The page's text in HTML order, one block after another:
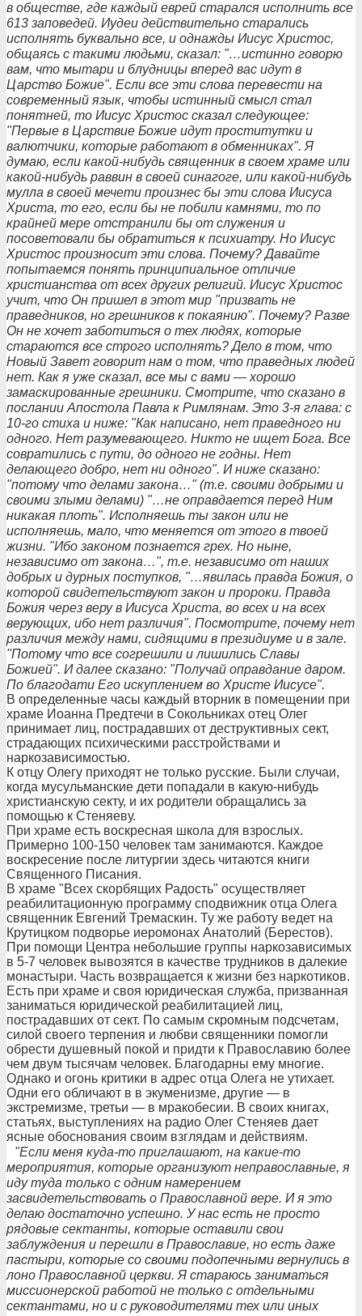
в обществе, где каждый еврей старался исполнить все
613 заповедей. Иудеи действительно старались
исполнять буквально все, и однажды Иисус Христос,
общаясь с такими людьми, сказал: "…истинно говорю
вам, что мытари и блудницы вперед вас идут в
Царство Божие". Если все эти слова перевести на
современный язык, чтобы истинный смысл стал
понятней, то Иисус Христос сказал следующее:
"Первые в Царствие Божие идут проститутки и
валютчики, которые работают в обменниках". Я
думаю, если какой-нибудь священник в своем храме или
какой-нибудь раввин в своей синагоге, или какой-нибудь
мулла в своей мечети произнес бы эти слова Иисуса
Христа, то его, если бы не побили камнями, то по
крайней мере отстранили бы от служения и
посоветовали бы обратиться к психиатру. Но Иисус
Христос произносит эти слова. Почему? Давайте
попытаемся понять принципиальное отличие
христианства от всех других религий. Иисус Христос
учит, что Он пришел в этот мир "призвать не
праведников, но грешников к покаянию". Почему? Разве
Он не хочет заботиться о тех людях, которые
стараются все строго исполнять? Дело в том, что
Новый Завет говорит нам о том, что праведных людей
нет. Как я уже сказал, все мы с вами — хорошо
замаскированные грешники. Смотрите, что сказано в
послании Апостола Павла к Римлянам. Это 3-я глава: с
10-го стиха и ниже: "Как написано, нет праведного ни
одного. Нет разумевающего. Никто не ищет Бога. Все
совратились с пути, до одного не годны. Нет
делающего добро, нет ни одного". И ниже сказано:
"потому что делами закона…" (т.е. своими добрыми и
своими злыми делами) "…не оправдается перед Ним
никакая плоть". Исполняешь ты закон или не
исполняешь, мало, что меняется от этого в твоей
жизни. "Ибо законом познается грех. Но ныне,
независимо от закона…", т.е. независимо от наших
добрых и дурных поступков, "…явилась правда Божия, о
которой свидетельствуют закон и пророки. Правда
Божия через веру в Иисуса Христа, во всех и на всех
верующих, ибо нет различия". Посмотрите, почему нет
различия между нами, сидящими в президиуме и в зале.
"Потому что все согрешили и лишились Славы
Божией". И далее сказано: "Получай оправдание даром.
По благодати Его искуплением во Христе Иисусе".
В определенные часы каждый вторник в помещении при
храме Иоанна Предтечи в Сокольниках отец Олег
принимает лиц, пострадавших от деструктивных сект,
страдающих психическими расстройствами и
наркозависимостью.
К отцу Олегу приходят не только русские. Были случаи,
когда мусульманские дети попадали в какую-нибудь
христианскую секту, и их родители обращались за
помощью к Стеняеву.
При храме есть воскресная школа для взрослых.
Примерно 100-150 человек там занимаются. Каждое
воскресение после литургии здесь читаются книги
Священного Писания.
В храме "Всех скорбящих Радость" осуществляет
реабилитационную программу сподвижник отца Олега
священник Евгений Тремаскин. Ту же работу ведет на
Крутицком подворье иеромонах Анатолий (Берестов).
При помощи Центра небольшие группы наркозависимых
в 5-7 человек вывозятся в качестве трудников в далекие
монастыри. Часть возвращается к жизни без наркотиков.
Есть при храме и своя юридическая служба, призванная
заниматься юридической реабилитацией лиц,
пострадавших от сект. По самым скромным подсчетам,
силой своего терпения и любви священники помогли
обрести душевный покой и придти к Православию более
чем двум тысячам человек. Благодарны ему многие.
Однако и огонь критики в адрес отца Олега не утихает.
Одни его обличают в в экуменизме, другие — в
экстремизме, третьи — в мракобесии. В своих книгах,
статьях, выступлениях на радио Олег Стеняев дает
ясные обоснования своим взглядам и действиям.
"Если меня куда-то приглашают, на какие-то
мероприятия, которые организуют неправославные, я
иду туда только с одним намерением
засвидетельствовать о Православной вере. И я это
делаю достаточно успешно. У нас есть не просто
рядовые сектанты, которые оставили свои
заблуждения и перешли в Православие, но есть даже
пастыри, которые со своими подопечными вернулись в
лоно Православной церкви. Я стараюсь заниматься
миссионерской работой не только с отдельными
сектантами, но и с руководителями тех или иных